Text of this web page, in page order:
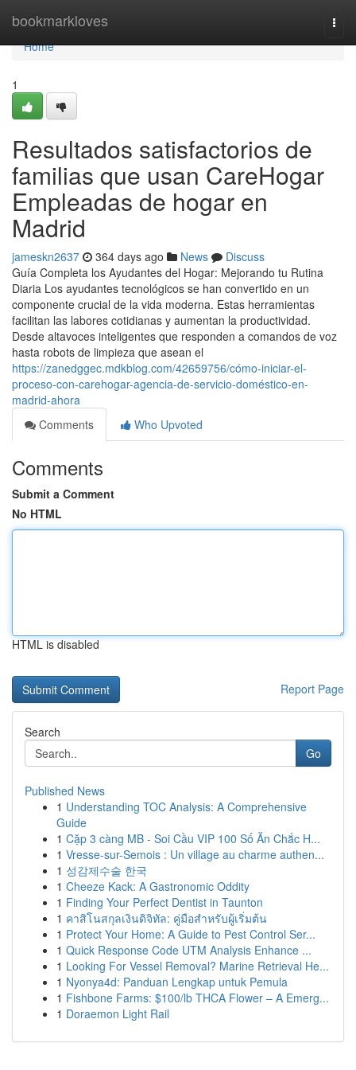
bookmarkloves
Home
Home
1
Resultados satisfactorios de
familias que usan CareHogar
Empleadas de hogar en
Madrid
jameskn2637 364 days ago News
Discuss
Guía Completa los Ayudantes del Hogar: Mejorando tu Rutina
Diaria Los ayudantes tecnológicos se han convertido en un
componente crucial de la vida moderna. Estas herramientas
facilitan las labores cotidianas y aumentan la productividad.
Desde altavoces inteligentes que responden a comandos de voz
hasta robots de limpieza que asean el
https://zanedggec.mdkblog.com/42659756/cómo-iniciar-el-
proceso-con-carehogar-agencia-de-servicio-doméstico-en-
madrid-ahora
Comments
Who Upvoted
Comments
Submit a Comment
No HTML
HTML is disabled
Report Page
Search
Go
Published News
1 Understanding TOC Analysis: A Comprehensive
Guide
1 Cặp 3 càng MB - Soi Cầu VIP 100 Số Ăn Chắc H...
1 Vresse-sur-Semois : Un village au charme authen...
1 성감제수술 한국
1 Cheeze Kack: A Gastronomic Oddity
1 Finding Your Perfect Dentist in Taunton
1 คาสิโนสกุลเงินดิจิทัล: คู่มือสำหรับผู้เริ่มต้น
1 Protect Your Home: A Guide to Pest Control Ser...
1 Quick Response Code UTM Analysis Enhance ...
1 Looking For Vessel Removal? Marine Retrieval He...
1 Nyonya4d: Panduan Lengkap untuk Pemula
1 Fishbone Farms: $100/lb THCA Flower – A Emerg...
1 Doraemon Light Rail